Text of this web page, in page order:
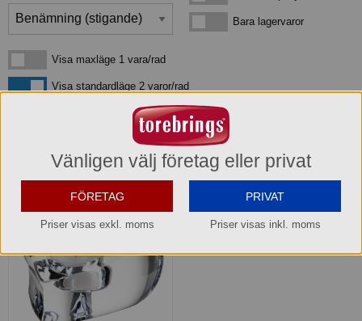
Bara lagervarorBara lagervaror
Visa maxläge 1 vara/rad
Visa maxläge 1 vara/rad
Visa standardlägeVisa standardläge 2 varor/rad
Orrefors Valentino Ljuslykta, Vas, Skål
Vänligen välj företag eller privat
FÖRETAG
Priser visas exkl. moms
PRIVAT
Priser visas inkl. moms